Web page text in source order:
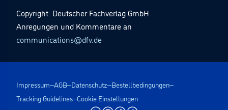
Copyright: Deutscher Fachverlag GmbH
Anregungen und Kommentare an
communications@dfv.de
Impressum AGB Datenschutz Bestellbedingungen
Tracking Guidelines Cookie Einstellungen